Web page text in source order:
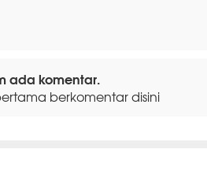
ada komentar.
berkomentar disini